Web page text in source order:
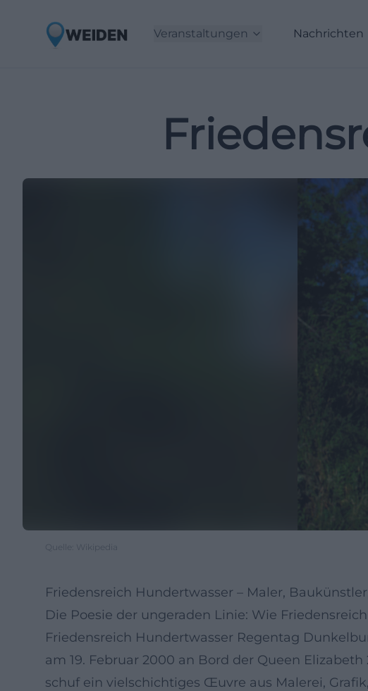
Veranstaltungen Nachrichten
Quelle: Wikipedia
Friedensreich Hundertwasser – Maler,
Die Poesie der ungeraden Linie: Wie
Friedensreich Hundertwasser Regentag
am 19. Februar 2000 an Bord der Queen
schuf ein vielschichtiges Œuvre aus Malerei,